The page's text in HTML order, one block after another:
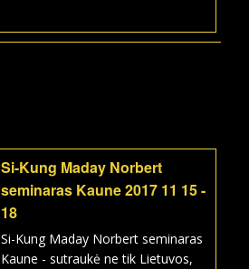
Si-Kung Maday Norbert
seminaras Kaune 2017 11 15 -
18
Si-Kung Maday Norbert seminaras
Kaune - sutraukė ne tik Lietuvos,